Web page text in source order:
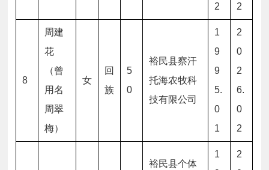
2
2
8
周建
花
（曾
用名
周翠
梅）
女
回
族
5
0
裕民县察汗
托海农牧科
技有限公司
1
9
9
5.
0
1
2
0
2
6.
0
2
裕民县个体
1
2